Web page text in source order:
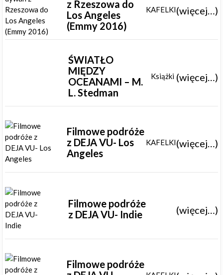
z Rzeszowa do
Los Angeles
(Emmy 2016)
KAFELKI(więcej…)
ŚWIATŁO
MIĘDZY
OCEANAMI – M.
L. Stedman
Książki (więcej…)
Filmowe podróże
z DEJA VU- Los
Angeles
KAFELKI(więcej…)
Filmowe podróże
z DEJA VU- Indie
(więcej…)
Filmowe podróże